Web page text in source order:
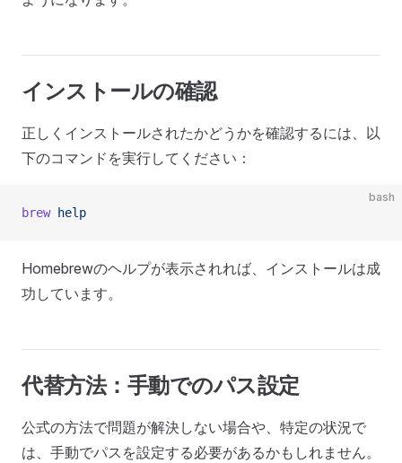
インストールの確認
正しくインストールされたかどうかを確認するには、以
下のコマンドを実行してください：
bash
brew help
Homebrewのヘルプが表示されれば、インストールは成
功しています。
代替方法：手動でのパス設定
公式の方法で問題が解決しない場合や、特定の状況で
は、手動でパスを設定する必要があるかもしれません。